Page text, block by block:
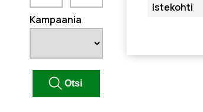
Kampaania
Istekohti